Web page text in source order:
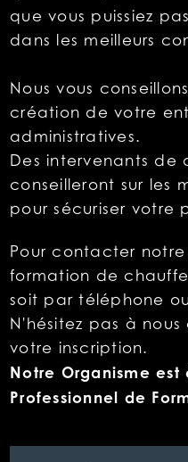
que vous puissiez
dans les meilleurs
Nous vous
création de votre
administratives.
Des intervenants de
conseilleront sur les
pour sécuriser votre
Pour contacter
formation de
soit par téléphone
N'hésitez pas à
votre inscription.
Notre Organisme
Professionnel de